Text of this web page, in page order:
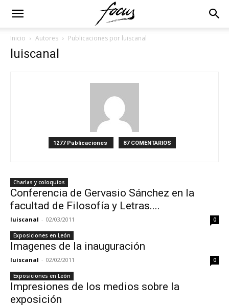
Inicio Autores Publicaciones por luiscanal
luiscanal
1277 Publicaciones 87 COMENTARIOS
Charlas y coloquios
Conferencia de Gervasio Sánchez en la
facultad de Filosofía y Letras....
luiscanal - 02/03/2011 0
Exposiciones en León
Imagenes de la inauguración
luiscanal - 02/02/2011 0
Exposiciones en León
Impresiones de los medios sobre la
exposición